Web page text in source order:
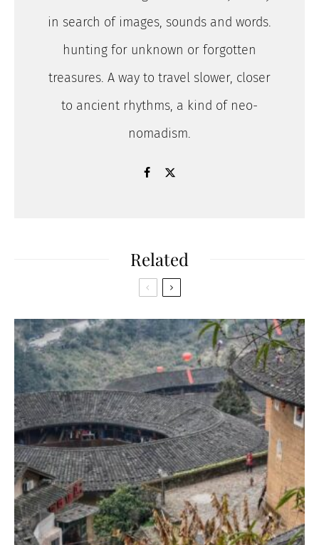
in search of images, sounds and words.
hunting for unknown or forgotten
treasures. A way to travel slower, closer
to ancient rhythms, a kind of neo-
nomadism.
Related